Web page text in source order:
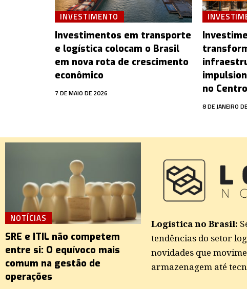
INVESTIMENTO
Investimentos em transporte
e logística colocam o Brasil
em nova rota de crescimento
econômico
7 DE MAIO DE 2026
no
8 DE JANEIRO
NOTÍCIAS
SRE e ITIL não competem
entre si: O equívoco mais
comum na gestão de
operações
Logística no Brasil:
tendências do setor
novidades que
armazenagem até